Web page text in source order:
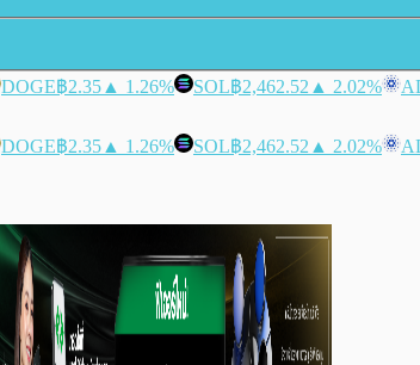
DOGE฿2.35 ▲ 1.26% SOL฿2,462.52 ▲ 2.02%
DOGE฿2.35 ▲ 1.26% SOL฿2,462.52 ▲ 2.02%